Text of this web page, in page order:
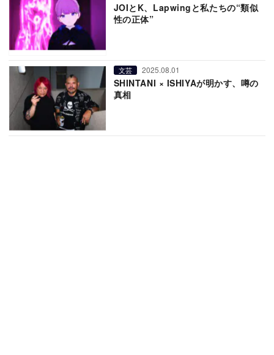
JOIとK、Lapwingと私たちの“類似
性の正体”
文芸 2025.08.01
SHINTANI × ISHIYAが明かす、噂の
真相